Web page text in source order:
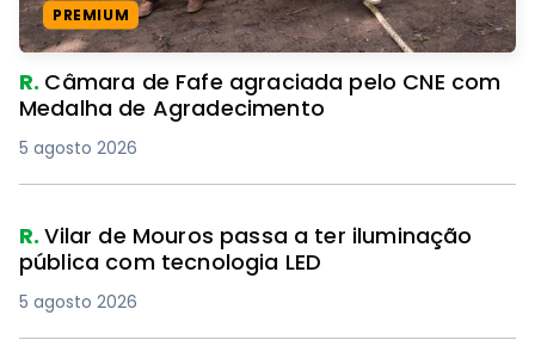
PREMIUM
R. Câmara de Fafe agraciada pelo CNE com
Medalha de Agradecimento
5 agosto 2026
R.Vilar de Mouros passa a ter iluminação
pública com tecnologia LED
5 agosto 2026